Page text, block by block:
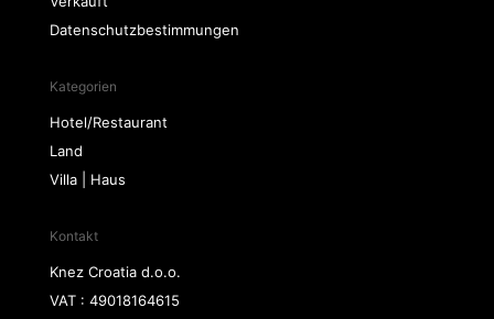
Datenschutzbestimmungen
Kategorien
Hotel/Restaurant
Land
Villa | Haus
Kontakt
Knez Croatia d.o.o.
VAT : 49018164615